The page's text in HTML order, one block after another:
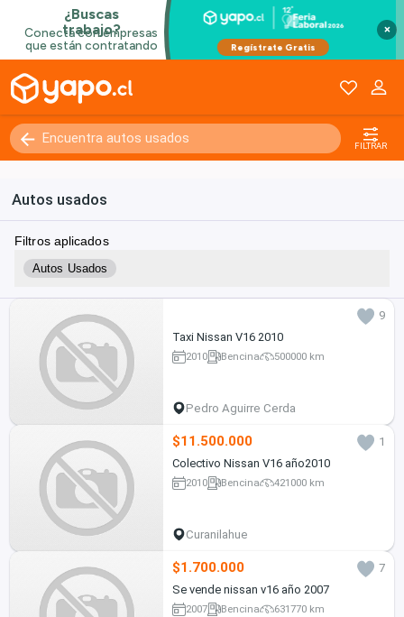
×
FILTRAR
Autos usados
Filtros aplicados
Autos Usados
9
Taxi Nissan V16 2010
2010 Bencina 500000 km
Pedro Aguirre Cerda
$11.500.000
1
Colectivo Nissan V16 año2010
2010 Bencina 421000 km
Curanilahue
$1.700.000
7
Se vende nissan v16 año 2007
2007 Bencina 631770 km